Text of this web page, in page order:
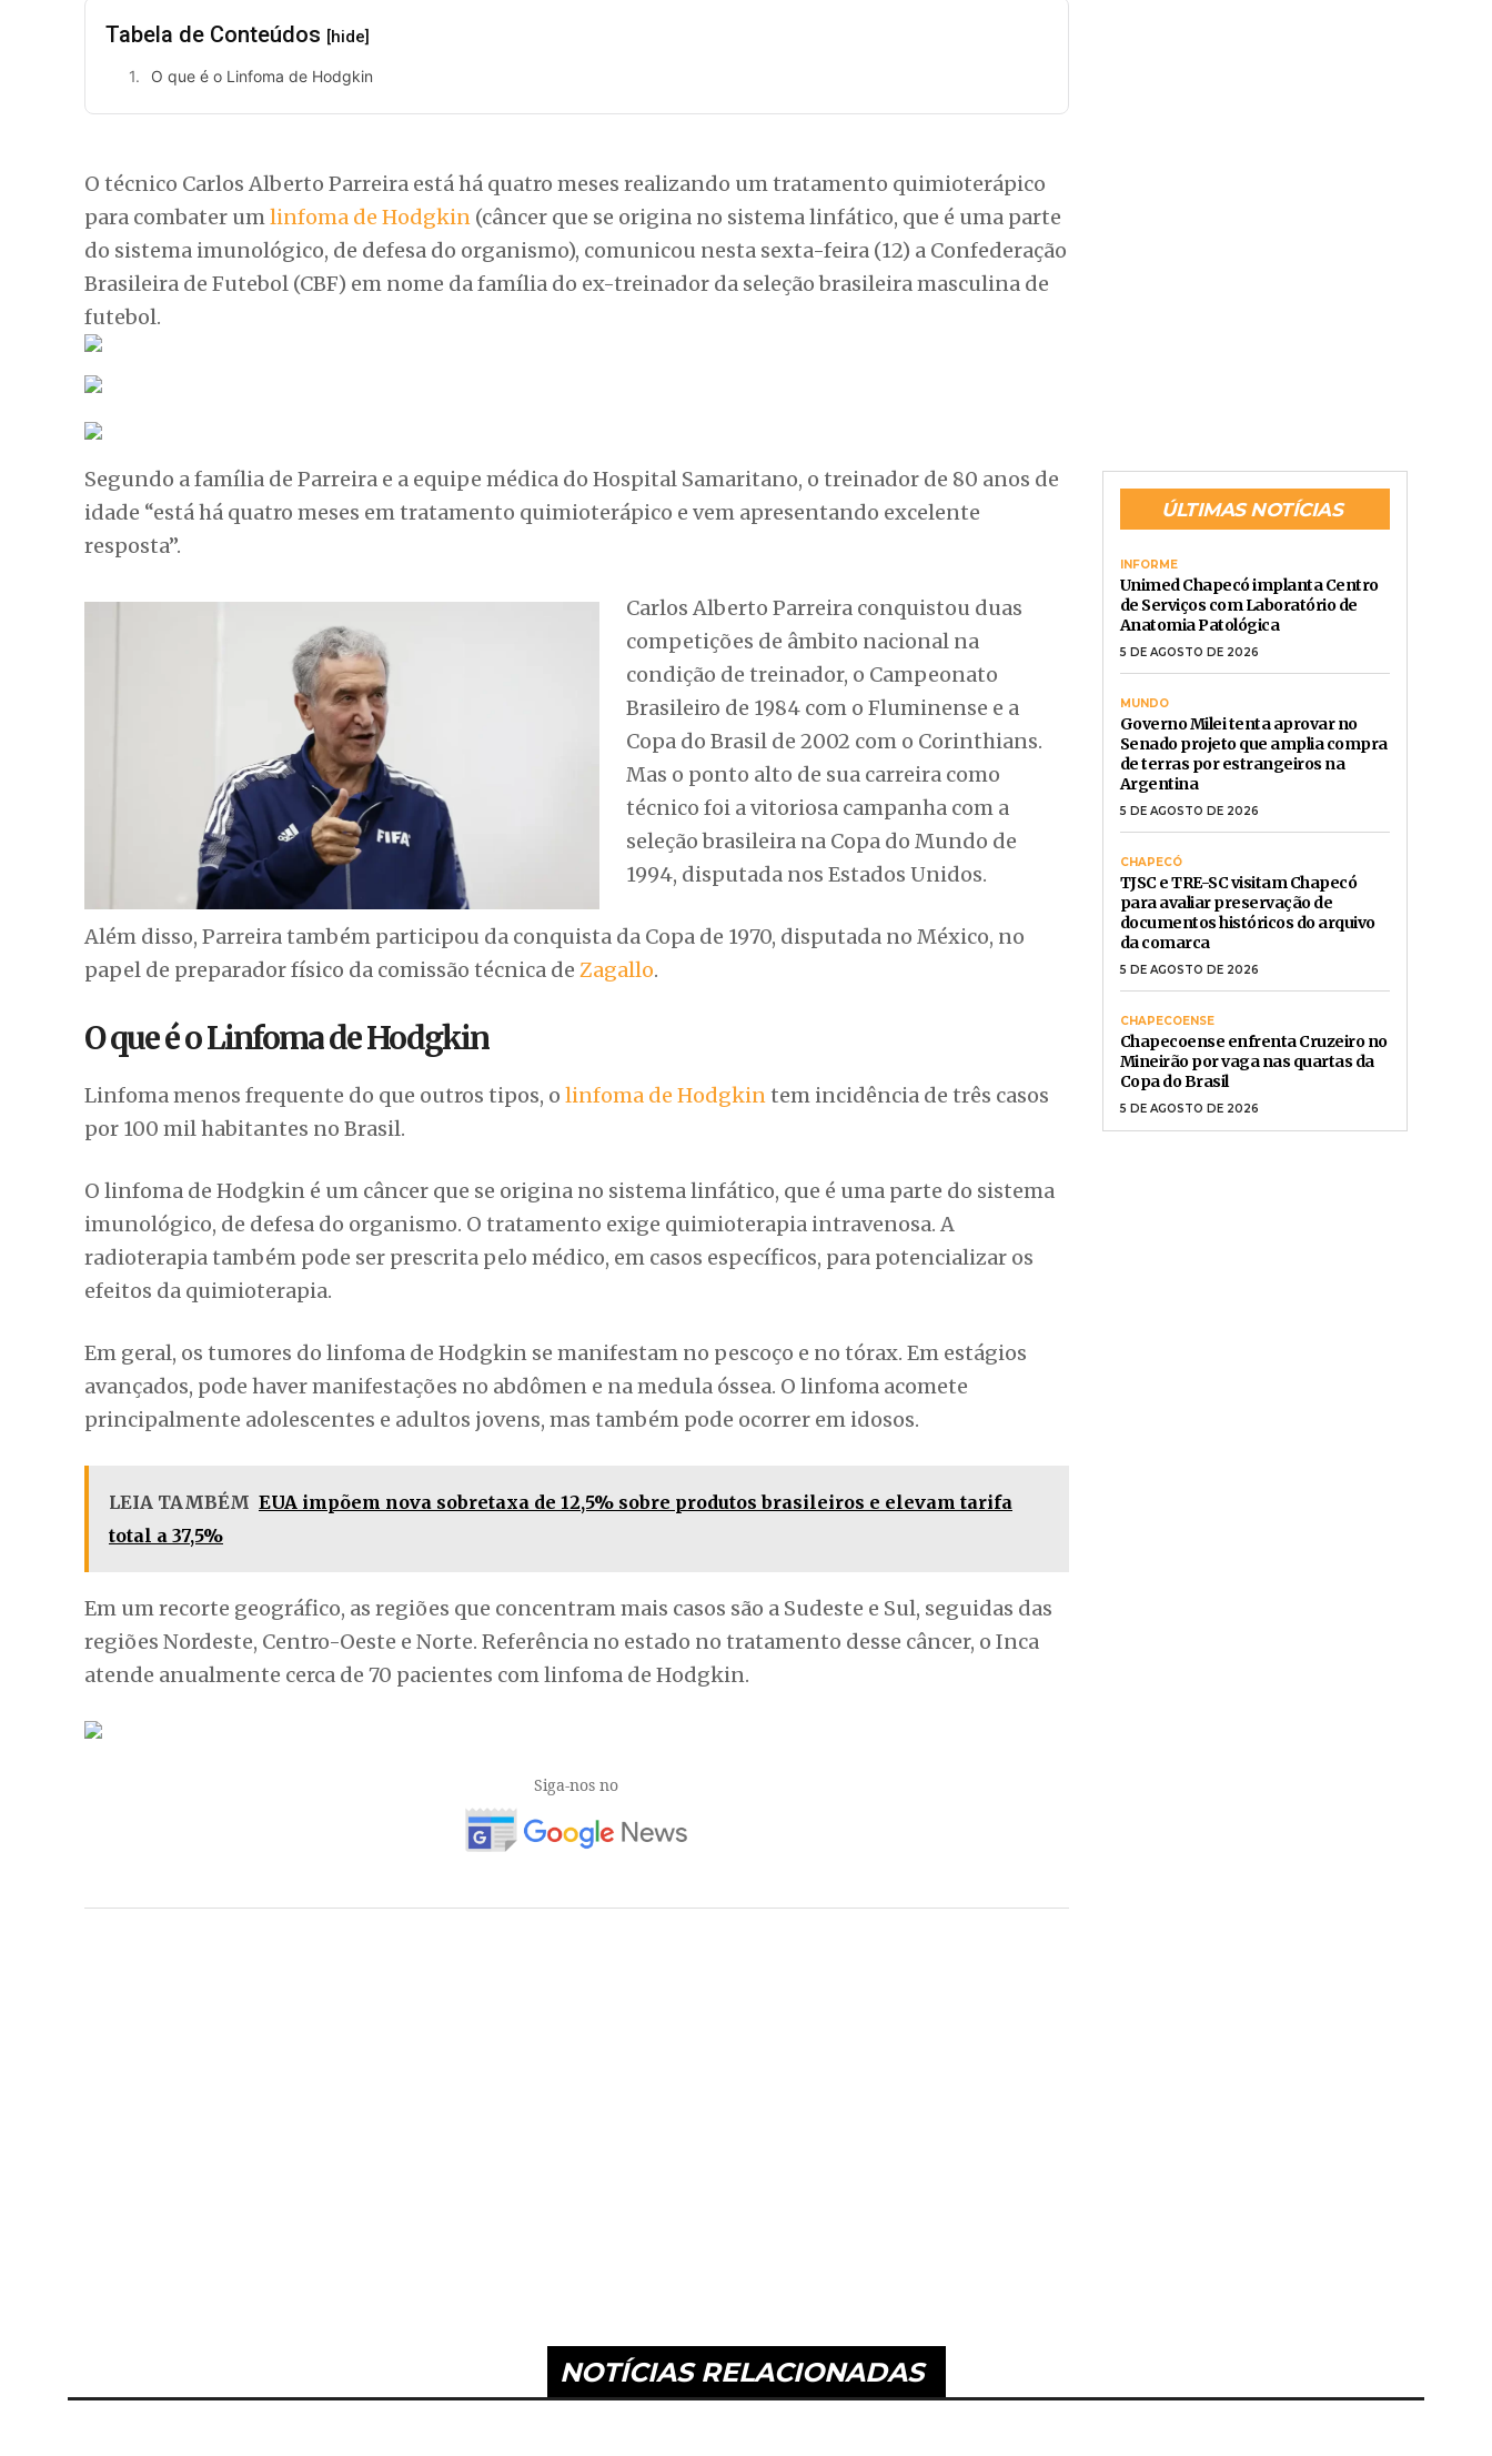
Tabela de Conteúdos [hide]
O que é o Linfoma de Hodgkin
O técnico Carlos Alberto Parreira está há quatro meses realizando um tratamento quimioterápico
para combater um linfoma de Hodgkin (câncer que se origina no sistema linfático, que é uma parte
do sistema imunológico, de defesa do organismo), comunicou nesta sexta-feira (12) a Confederação
Brasileira de Futebol (CBF) em nome da família do ex-treinador da seleção brasileira masculina de
futebol.
Segundo a família de Parreira e a equipe médica do Hospital Samaritano, o treinador de 80 anos de
idade “está há quatro meses em tratamento quimioterápico e vem apresentando excelente
resposta”.
Carlos Alberto Parreira conquistou duas
competições de âmbito nacional na
condição de treinador, o Campeonato
Brasileiro de 1984 com o Fluminense e a
Copa do Brasil de 2002 com o Corinthians.
Mas o ponto alto de sua carreira como
técnico foi a vitoriosa campanha com a
seleção brasileira na Copa do Mundo de
1994, disputada nos Estados Unidos.
Além disso, Parreira também participou da conquista da Copa de 1970, disputada no México, no
papel de preparador físico da comissão técnica de Zagallo.
O que é o Linfoma de Hodgkin
Linfoma menos frequente do que outros tipos, o linfoma de Hodgkin tem incidência de três casos
por 100 mil habitantes no Brasil.
O linfoma de Hodgkin é um câncer que se origina no sistema linfático, que é uma parte do sistema
imunológico, de defesa do organismo. O tratamento exige quimioterapia intravenosa. A
radioterapia também pode ser prescrita pelo médico, em casos específicos, para potencializar os
efeitos da quimioterapia.
Em geral, os tumores do linfoma de Hodgkin se manifestam no pescoço e no tórax. Em estágios
avançados, pode haver manifestações no abdômen e na medula óssea. O linfoma acomete
principalmente adolescentes e adultos jovens, mas também pode ocorrer em idosos.
LEIA TAMBÉM EUA impõem nova sobretaxa de 12,5% sobre produtos brasileiros e elevam tarifa
total a 37,5%
Em um recorte geográfico, as regiões que concentram mais casos são a Sudeste e Sul, seguidas das
regiões Nordeste, Centro-Oeste e Norte. Referência no estado no tratamento desse câncer, o Inca
atende anualmente cerca de 70 pacientes com linfoma de Hodgkin.
Siga-nos no
ÚLTIMAS NOTÍCIAS
INFORME
Unimed Chapecó implanta Centro
de Serviços com Laboratório de
Anatomia Patológica
5 DE AGOSTO DE 2026
MUNDO
Governo Milei tenta aprovar no
Senado projeto que amplia compra
de terras por estrangeiros na
Argentina
5 DE AGOSTO DE 2026
CHAPECÓ
TJSC e TRE-SC visitam Chapecó
para avaliar preservação de
documentos históricos do arquivo
da comarca
5 DE AGOSTO DE 2026
CHAPECOENSE
Chapecoense enfrenta Cruzeiro no
Mineirão por vaga nas quartas da
Copa do Brasil
5 DE AGOSTO DE 2026
NOTÍCIAS RELACIONADAS